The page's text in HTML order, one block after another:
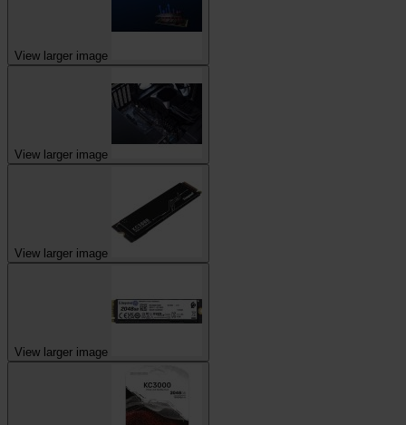
View larger image
View larger image
View larger image
View larger image